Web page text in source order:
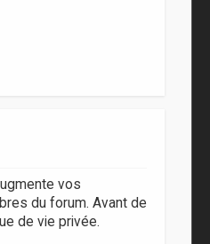
vos
du forum. Avant de
de vie privée.